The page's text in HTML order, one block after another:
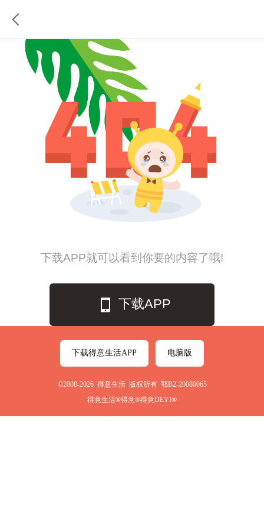
下载APP就可以看到你要的内容了哦!
下载APP
下载得意生活APP 电脑版
©2008-2026 得意生活 版权所有 鄂B2-20080065
得意生活®得意®得意DEYI®